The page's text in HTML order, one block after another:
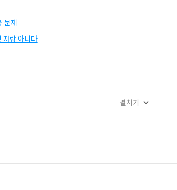
문제
자랑 아니다
펼치기